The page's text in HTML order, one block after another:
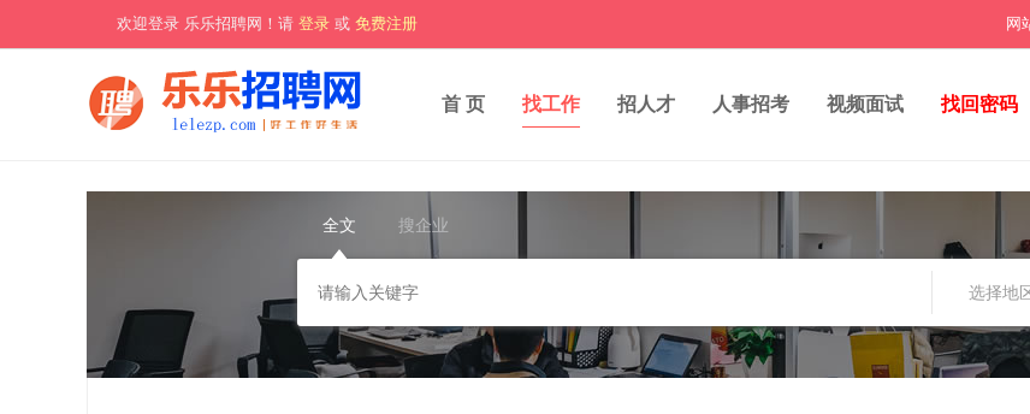
欢迎登录 乐乐招聘网！请 登录 或 免费注册 网
首 页 找工作 招人才 人事招考 视频面试 找回密码
全文 搜企业
选择地